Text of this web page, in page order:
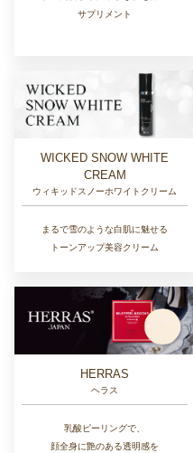
サプリメント
WICKED SNOW WHITE
CREAM
ウィキッドスノーホワイトクリーム
まるで雪のような白肌に魅せる
トーンアップ美容クリーム
HERRAS
ヘラス
乳酸ピーリングで、
顔全身に艶のある透明感を